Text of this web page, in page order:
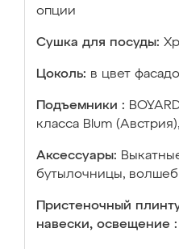
опции
Сушка для посуды:
Цоколь: в цвет
Подъемники :
класса Blum
Аксессуары:
бутылочницы,
Пристеночный
навески, освещение :